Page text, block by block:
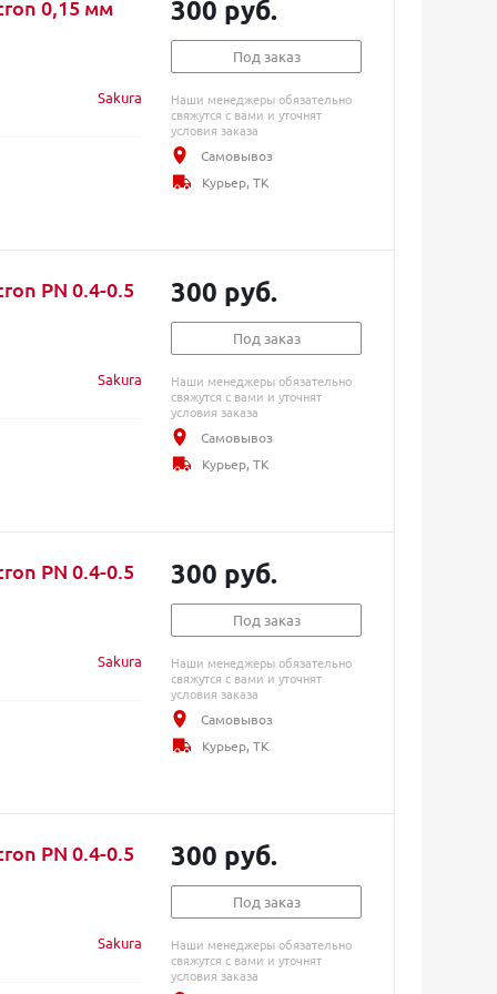
0,15 мм
Sakura
300 руб.
Под заказ
Наши менеджеры обязательно
свяжутся с вами и уточнят
условия заказа
Самовывоз
Курьер, ТК
PN 0.4-0.5
Sakura
300 руб.
Под заказ
Наши менеджеры обязательно
свяжутся с вами и уточнят
условия заказа
Самовывоз
Курьер, ТК
PN 0.4-0.5
Sakura
300 руб.
Под заказ
Наши менеджеры обязательно
свяжутся с вами и уточнят
условия заказа
Самовывоз
Курьер, ТК
PN 0.4-0.5
Sakura
300 руб.
Под заказ
Наши менеджеры обязательно
свяжутся с вами и уточнят
условия заказа